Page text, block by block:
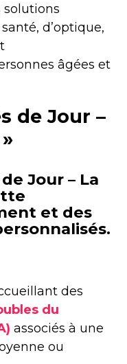
solutions
d’optique,
âgées et
de Jour –
Jour – La
et des
des
du
associés à une
ou